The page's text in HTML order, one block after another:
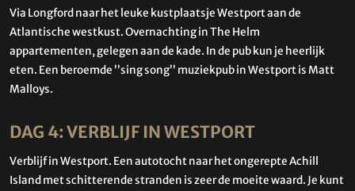
Via Longford naar het leuke kustplaatsje Westport aan de
Atlantische westkust. Overnachting in The Helm
appartementen, gelegen aan de kade. In de pub kun je heerlijk
eten. Een beroemde ’’sing song’’ muziekpub in Westport is Matt
Malloys.
DAG 4: VERBLIJF IN WESTPORT
Verblijf in Westport. Een autotocht naar het ongerepte Achill
Island met schitterende stranden is zeer de moeite waard. Je kunt